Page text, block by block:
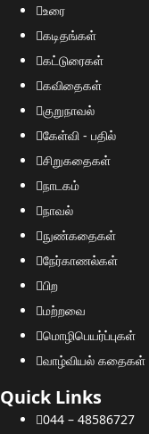
உரை
கடிதங்கள்
கட்டுரைகள்
கவிதைகள்
குறுநாவல்
கேள்வி - பதில்
சிறுகதைகள்
நாடகம்
நாவல்
நுண்கதைகள்
நேர்காணல்கள்
பிற
மற்றவை
மொழிபெயர்ப்புகள்
வாழ்வியல் கதைகள்
Quick Links
044 – 48586727